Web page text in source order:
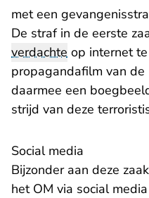
met een
De straf in de eerste
verdachte op internet
propagandafilm van de
daarmee een
strijd van deze
Social media
Bijzonder aan deze
het OM via social